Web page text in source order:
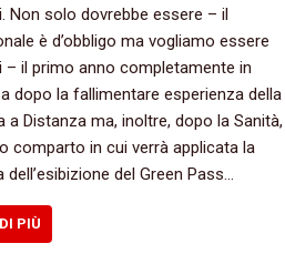
Non solo dovrebbe essere – il
è d’obbligo ma vogliamo essere
il primo anno completamente in
dopo la fallimentare esperienza della
a Distanza ma, inoltre, dopo la Sanità,
comparto in cui verrà applicata la
dell’esibizione del Green Pass…
PIÙ